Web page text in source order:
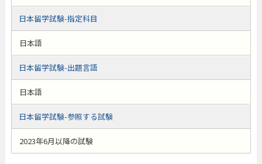
日本留学試験-指定科目
日本語
日本留学試験-出題言語
日本語
日本留学試験-参照する試験
2023年6月以降の試験